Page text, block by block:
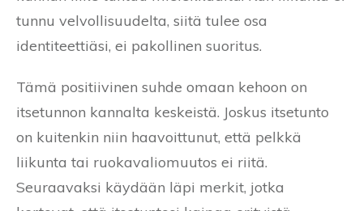
tunnu velvollisuudelta, siitä tulee osa
identiteettiäsi, ei pakollinen suoritus.
Tämä positiivinen suhde omaan kehoon on
itsetunnon kannalta keskeistä. Joskus itsetunto
on kuitenkin niin haavoittunut, että pelkkä
liikunta tai ruokavaliomuutos ei riitä.
Seuraavaksi käydään läpi merkit, jotka